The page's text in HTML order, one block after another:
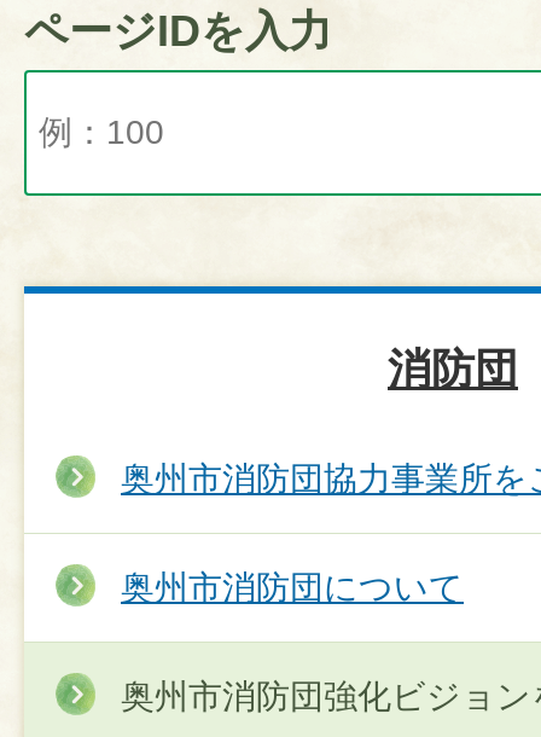
ページIDを入力
消防団
奥州市消防団協力事業所
奥州市消防団について
奥州市消防団強化ビジョ